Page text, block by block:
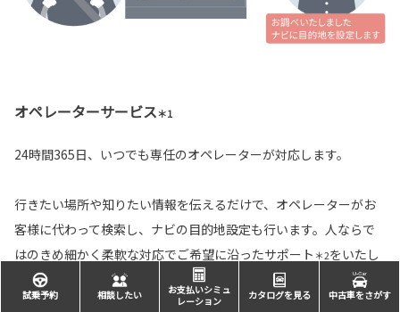
オペレーターサービス＊1
24時間365日、いつでも専任のオペレーターが対応します。
行きたい場所や知りたい情報を伝えるだけで、オペレーターがお
客様に代わって検索し、ナビの目的地設定も行います。人ならで
はのきめ細かく柔軟な対応でご希望に沿ったサポート ＊2をいたし
ます。
試乗予約 相談したい
お支払いシミュ
レーション
カタログを見る 中古車をさがす